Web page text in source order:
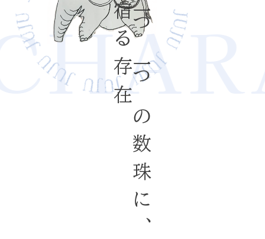
一つ一つの数珠に、
宿る存在